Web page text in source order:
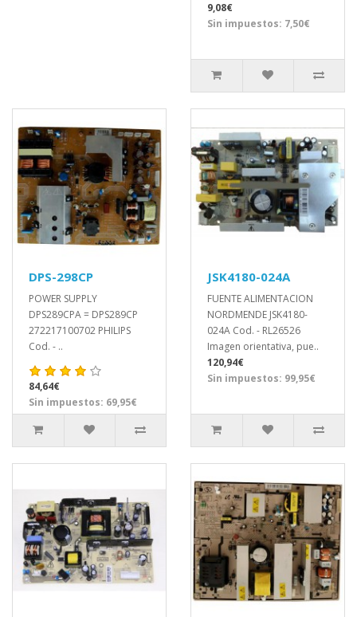
9,08€
Sin impuestos: 7,50€
DPS-298CP
POWER SUPPLY
DPS289CPA = DPS289CP
272217100702 PHILIPS
Cod. - ..
84,64€
Sin impuestos: 69,95€
JSK4180-024A
FUENTE ALIMENTACION
NORDMENDE JSK4180-
024A Cod. - RL26526
Imagen orientativa, pue..
120,94€
Sin impuestos: 99,95€